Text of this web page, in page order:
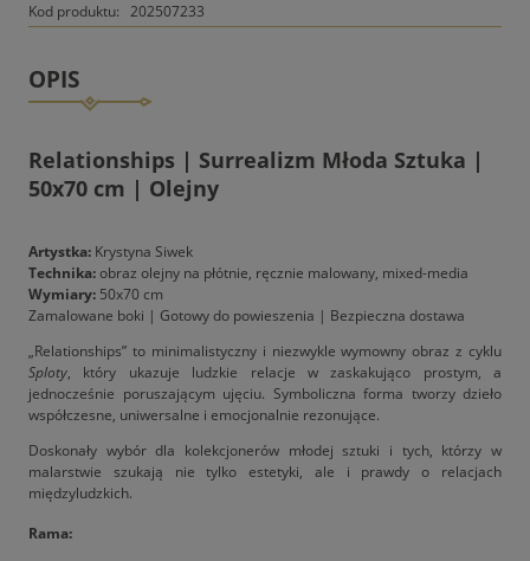
Kod produktu: 202507233
OPIS
Relationships | Surrealizm Młoda Sztuka |
50x70 cm | Olejny
Artystka: Krystyna Siwek
Technika:obraz olejny na płótnie, ręcznie malowany, mixed-media
Wymiary: 50x70 cm
Zamalowane boki | Gotowy do powieszenia | Bezpieczna dostawa
„Relationships” to minimalistyczny i niezwykle wymowny obraz z cyklu
Sploty, który ukazuje ludzkie relacje w zaskakująco prostym, a
jednocześnie poruszającym ujęciu. Symboliczna forma tworzy dzieło
współczesne, uniwersalne i emocjonalnie rezonujące.
Doskonały wybór dla kolekcjonerów młodej sztuki i tych, którzy w
malarstwie szukają nie tylko estetyki, ale i prawdy o relacjach
międzyludzkich.
Rama: